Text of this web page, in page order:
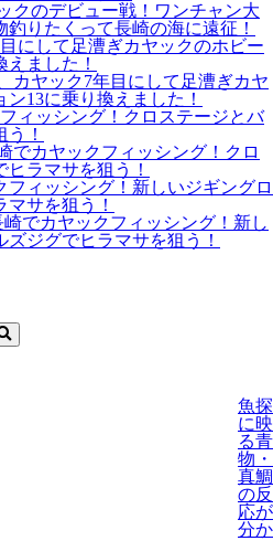
クのデビュー戦！ワンチャン大
りたくって長崎の海に遠征！
カヤック7年目にして足漕ぎカヤ
13に乗り換えました！
でカヤックフィッシング！クロ
ラマサを狙う！
でカヤックフィッシング！新し
ジグでヒラマサを狙う！
検
索
魚探
に映
る青
物・
真鯛
の反
応が
分か